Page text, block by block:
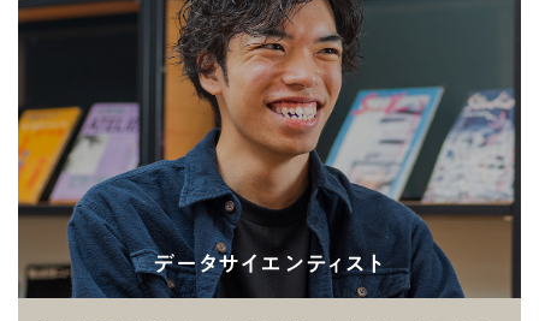
データサイエンティスト